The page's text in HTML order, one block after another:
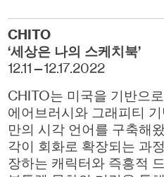
CHITO
‘세상은 나의 스케치북’
12.11—12.17.2022
CHITO는 미국을 기반으
에어브러시와 그래피티
만의 시각 언어를 구축해
각이 회화로 확장되는 과
장하는 캐릭터와 즉흥적